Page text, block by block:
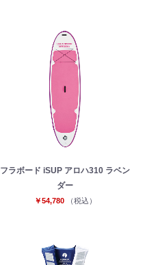
フラボード iSUP アロハ310 ラベン
ダー
￥54,780 （税込）